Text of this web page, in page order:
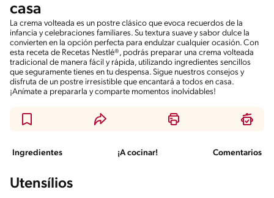
casa
La crema volteada es un postre clásico que evoca recuerdos de la
infancia y celebraciones familiares. Su textura suave y sabor dulce la
convierten en la opción perfecta para endulzar cualquier ocasión. Con
esta receta de Recetas Nestlé®, podrás preparar una crema volteada
tradicional de manera fácil y rápida, utilizando ingredientes sencillos
que seguramente tienes en tu despensa. Sigue nuestros consejos y
disfruta de un postre irresistible que encantará a todos en casa.
¡Anímate a prepararla y comparte momentos inolvidables!
Ingredientes ¡A cocinar! Comentarios
Utensílios